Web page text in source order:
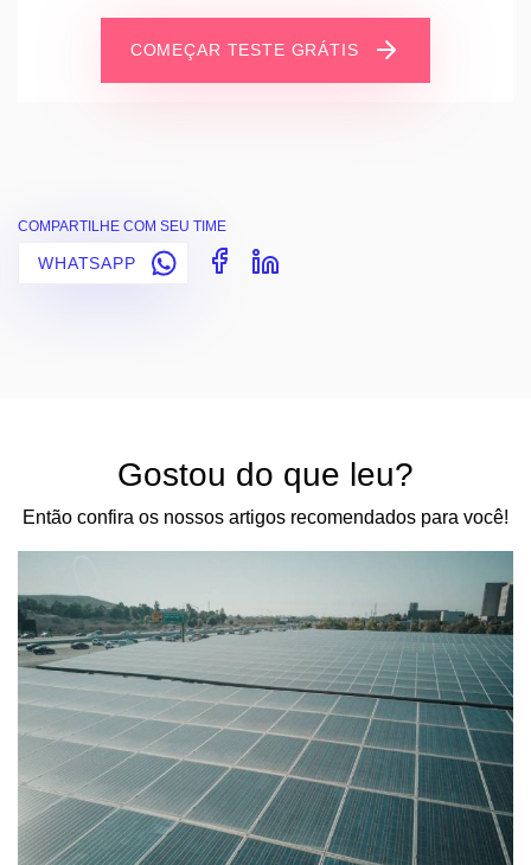
COMEÇAR TESTE GRÁTIS
COMPARTILHE COM SEU TIME
WHATSAPP
Gostou do que leu?
Então confira os nossos artigos recomendados para você!